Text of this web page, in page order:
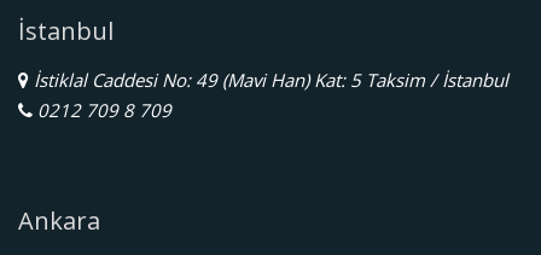
İstanbul
İstiklal Caddesi No: 49 (Mavi Han) Kat: 5 Taksim / İstanbul
0212 709 8 709
Ankara